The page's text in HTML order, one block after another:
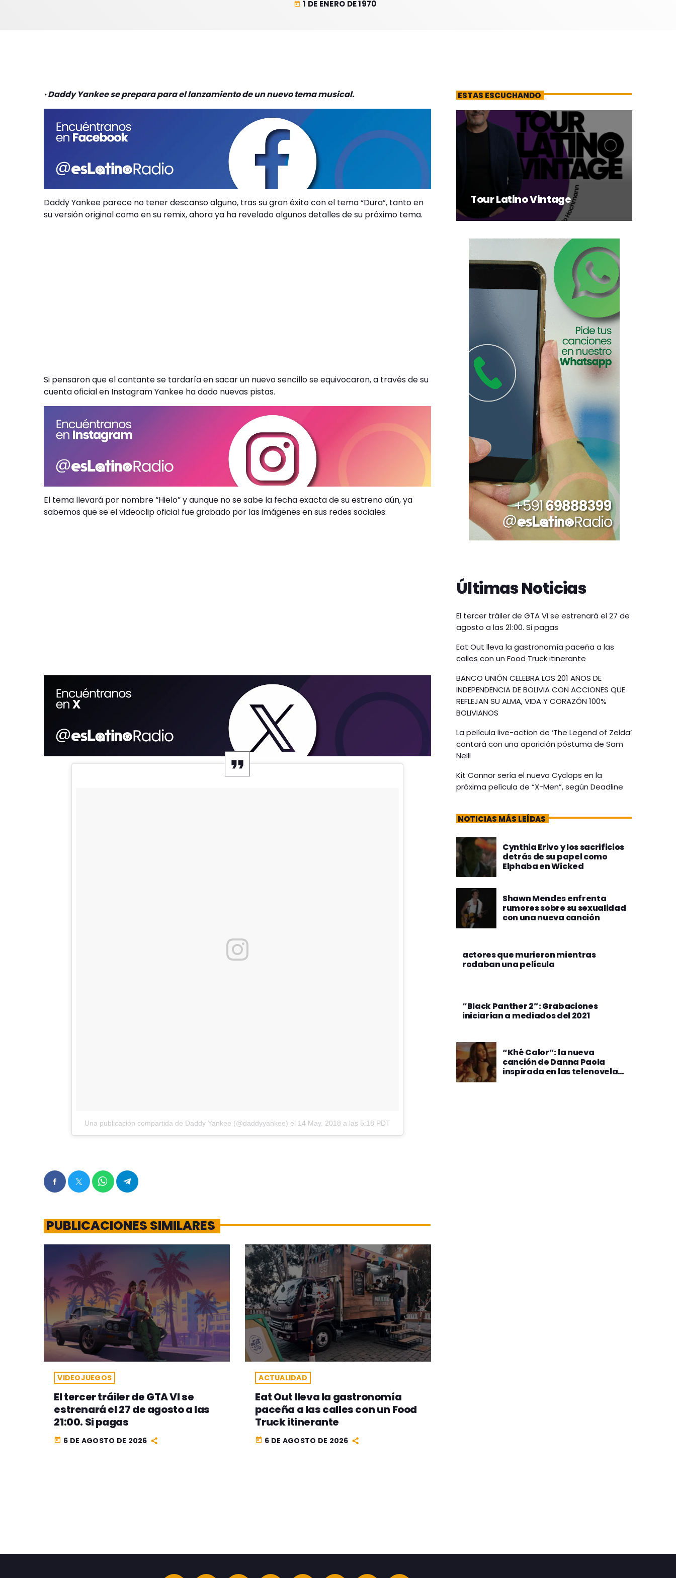
today 1 DE ENERO DE 1970
· Daddy Yankee se prepara para el lanzamiento de un nuevo tema musical.
Daddy Yankee parece no tener descanso alguno, tras su gran éxito con el tema “Dura”, tanto en
su versión original como en su remix, ahora ya ha revelado algunos detalles de su próximo tema.
Si pensaron que el cantante se tardaría en sacar un nuevo sencillo se equivocaron, a través de su
cuenta oficial en Instagram Yankee ha dado nuevas pistas.
El tema llevará por nombre “Hielo” y aunque no se sabe la fecha exacta de su estreno aún, ya
sabemos que se el videoclip oficial fue grabado por las imágenes en sus redes sociales.
Una publicación compartida de Daddy Yankee (@daddyyankee) el 14 May, 2018 a las 5:18 PDT
PUBLICACIONES SIMILARES
VIDEOJUEGOS
El tercer tráiler de GTA VI se
estrenará el 27 de agosto a las
21:00. Si pagas
today 6 DE AGOSTO DE 2026
ACTUALIDAD
Eat Out lleva la gastronomía
paceña a las calles con un Food
Truck itinerante
today 6 DE AGOSTO DE 2026
ESTAS ESCUCHANDO
Tour Latino Vintage
Últimas Noticias
El tercer tráiler de GTA VI se estrenará el 27 de
agosto a las 21:00. Si pagas
Eat Out lleva la gastronomía paceña a las
calles con un Food Truck itinerante
BANCO UNIÓN CELEBRA LOS 201 AÑOS DE
INDEPENDENCIA DE BOLIVIA CON ACCIONES QUE
REFLEJAN SU ALMA, VIDA Y CORAZÓN 100%
BOLIVIANOS
La película live-action de ‘The Legend of Zelda’
contará con una aparición póstuma de Sam
Neill
Kit Connor sería el nuevo Cyclops en la
próxima película de “X-Men”, según Deadline
NOTICIAS MÁS LEÍDAS
Cynthia Erivo y los sacrificios
detrás de su papel como
Elphaba en Wicked
Shawn Mendes enfrenta
rumores sobre su sexualidad
con una nueva canción
actores que murieron mientras
rodaban una película
“Black Panther 2”: Grabaciones
iniciarían a mediados del 2021
“Khé Calor”: la nueva
canción de Danna Paola
inspirada en las telenovelas